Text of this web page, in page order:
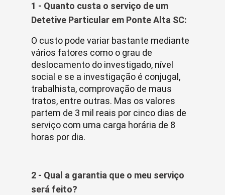
1 - Quanto custa o serviço de um
Detetive Particular em Ponte Alta SC:
O custo pode variar bastante mediante
vários fatores como o grau de
deslocamento do investigado, nível
social e se a investigação é conjugal,
trabalhista, comprovação de maus
tratos, entre outras. Mas os valores
partem de 3 mil reais por cinco dias de
serviço com uma carga horária de 8
horas por dia.
2 - Qual a garantia que o meu serviço
será feito?